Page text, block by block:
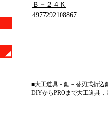
Ｂ－２４Ｋ
4977292108867
■大工道具－鋸－替刃式折込
DIYからPROまで大工道具